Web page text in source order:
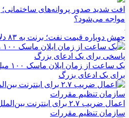
افت شدید صدور پروانه‌های
مواجه می‌شود؟
جهش دوباره قیمت نفت؛ برنت به ۸۳ دلار رسید
یک
برای یک ادعای بزرگ
اعمال ضریب ۲.۷ برای
سازمان تنظیم مقررات